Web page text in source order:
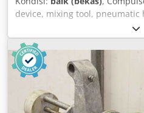
device, mixing tool,
agitator Codpfx Afsgua
operated, unfortunately no
Adjustable - Stirring rod: Ø
dimensions: 300/140/H830 mm